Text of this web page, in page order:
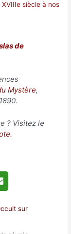
siècle à nos
de
Mystère,
? Visitez le
sur